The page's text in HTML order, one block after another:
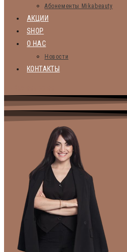
Абонементы Mikabeauty
АКЦИИ
SHOP
О НАС
Новости
КОНТАКТЫ